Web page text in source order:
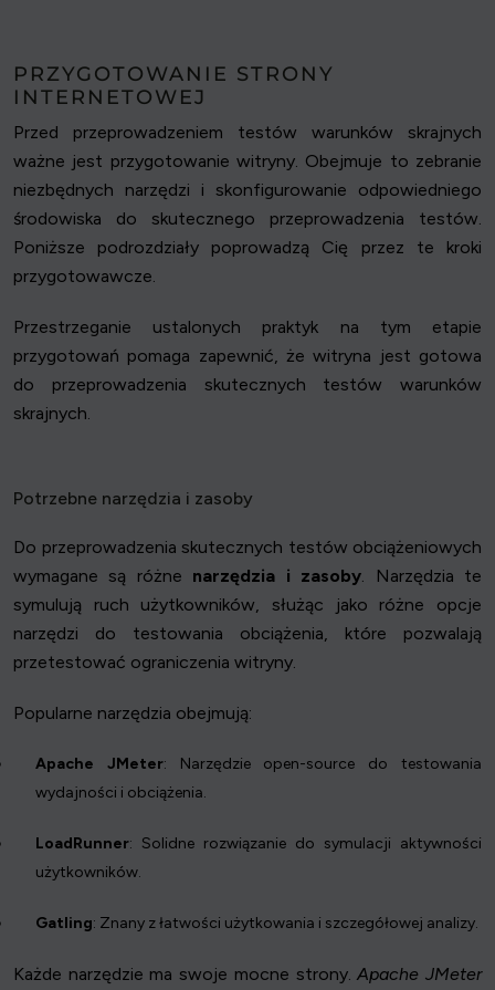
PRZYGOTOWANIE STRONY
INTERNETOWEJ
Przed przeprowadzeniem testów warunków skrajnych
ważne jest przygotowanie witryny. Obejmuje to zebranie
niezbędnych narzędzi i skonfigurowanie odpowiedniego
środowiska do skutecznego przeprowadzenia testów.
Poniższe podrozdziały poprowadzą Cię przez te kroki
przygotowawcze.
Przestrzeganie ustalonych praktyk na tym etapie
przygotowań pomaga zapewnić, że witryna jest gotowa
do przeprowadzenia skutecznych testów warunków
skrajnych.
Potrzebne narzędzia i zasoby
Do przeprowadzenia skutecznych testów obciążeniowych
wymagane są różne narzędzia i zasoby. Narzędzia te
symulują ruch użytkowników, służąc jako różne opcje
narzędzi do testowania obciążenia, które pozwalają
przetestować ograniczenia witryny.
Popularne narzędzia obejmują:
Apache JMeter: Narzędzie open-source do testowania
wydajności i obciążenia.
LoadRunner: Solidne rozwiązanie do symulacji aktywności
użytkowników.
Gatling: Znany z łatwości użytkowania i szczegółowej analizy.
Każde narzędzie ma swoje mocne strony.Apache JMeter